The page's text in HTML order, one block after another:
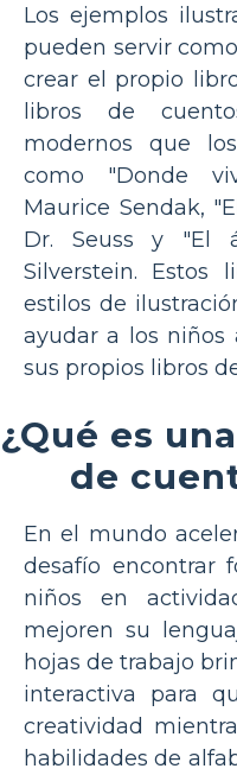
Los ejemplos
pueden servir
crear el propio
libros de
modernos que
como "Donde
Maurice Sendak,
Dr. Seuss y "El
Silverstein. Estos
estilos de
ayudar a los niños
sus propios libros
¿Qué es
de
En el mundo
desafío encontrar
niños en
mejoren su
hojas de trabajo
interactiva para
creatividad
habilidades de